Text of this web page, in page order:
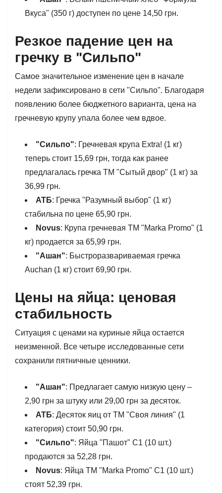
Вкуса" (350 г) доступен по цене 14,50 грн.
Резкое падение цен на
гречку в "Сильпо"
Самое значительное изменение цен в начале
недели зафиксировано в сети "Сильпо". Благодаря
появлению более бюджетного варианта, цена на
гречневую крупу упала более чем вдвое.
"Сильпо": Гречневая крупа Extra! (1 кг)
теперь стоит 15,69 грн, тогда как ранее
предлагалась гречка ТМ "Сытый двор" (1 кг) за
36,99 грн.
АТБ: Гречка "Разумный выбор" (1 кг)
стабильна по цене 65,90 грн.
Novus: Крупа гречневая ТМ "Marka Promo" (1
кг) продается за 65,99 грн.
"Ашан": Быстроразвариваемая гречка
Auchan (1 кг) стоит 69,90 грн.
Цены на яйца: ценовая
стабильность
Ситуация с ценами на куриные яйца остается
неизменной. Все четыре исследованные сети
сохранили пятничные ценники.
"Ашан": Предлагает самую низкую цену –
2,90 грн за штуку или 29,00 грн за десяток.
АТБ: Десяток яиц от ТМ "Своя линия" (1
категория) стоит 50,90 грн.
"Сильпо": Яйца "Пашот" С1 (10 шт.)
продаются за 52,28 грн.
Novus: Яйца ТМ "Marka Promo" С1 (10 шт.)
стоят 52,39 грн.